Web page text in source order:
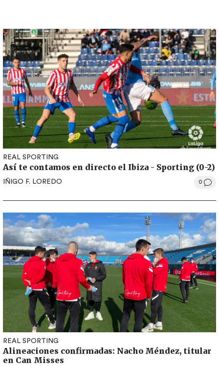
REAL SPORTING
Así te contamos en directo el Ibiza - Sporting (0-2)
IÑIGO F. LOREDO 0
REAL SPORTING
Alineaciones confirmadas: Nacho Méndez, titular
en Can Misses